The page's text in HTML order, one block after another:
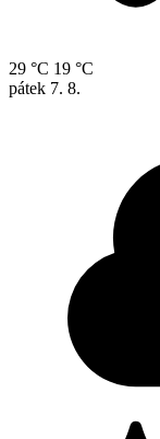
29 °C 19 °C
pátek 7. 8.